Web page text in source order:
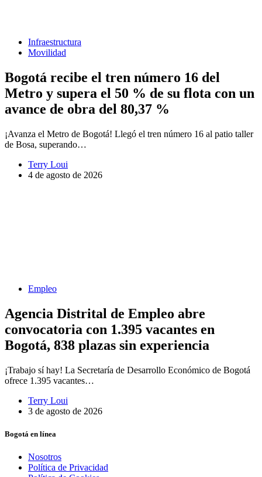
Infraestructura
Movilidad
Bogotá recibe el tren número 16 del
Metro y supera el 50 % de su flota con un
avance de obra del 80,37 %
¡Avanza el Metro de Bogotá! Llegó el tren número 16 al patio taller
de Bosa, superando…
Terry Loui
4 de agosto de 2026
Empleo
Agencia Distrital de Empleo abre
convocatoria con 1.395 vacantes en
Bogotá, 838 plazas sin experiencia
¡Trabajo sí hay! La Secretaría de Desarrollo Económico de Bogotá
ofrece 1.395 vacantes…
Terry Loui
3 de agosto de 2026
Bogotá en línea
Nosotros
Política de Privacidad